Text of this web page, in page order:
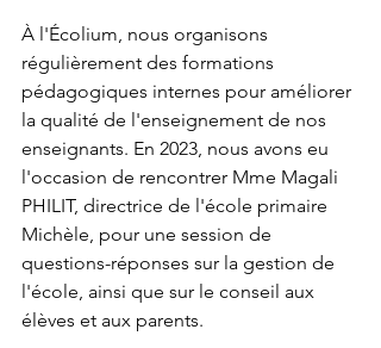
À l'Écolium, nous organisons
régulièrement des formations
pédagogiques internes pour améliorer
la qualité de l'enseignement de nos
enseignants. En 2023, nous avons eu
l'occasion de rencontrer Mme Magali
PHILIT, directrice de l'école primaire
Michèle, pour une session de
questions-réponses sur la gestion de
l'école, ainsi que sur le conseil aux
élèves et aux parents.